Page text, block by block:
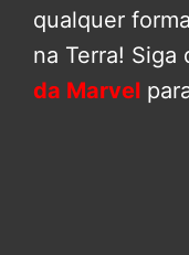
qualquer
na Terra! Siga
da Marvel